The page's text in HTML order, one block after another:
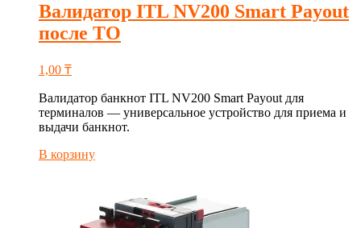
Валидатор ITL NV200 Smart Payout
после ТО
1,00 ₸
Валидатор банкнот ITL NV200 Smart Payout для
терминалов — универсальное устройство для приема и
выдачи банкнот.
В корзину